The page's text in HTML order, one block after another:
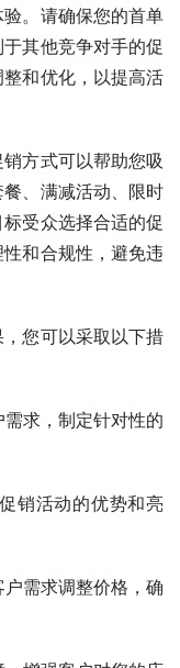
。请确保您的首单
其他竞争对手的促
和优化，以提高活
方式可以帮助您吸
、满减活动、限时
受众选择合适的促
和合规性，避免违
您可以采取以下措
求，制定针对性的
销活动的优势和亮
需求调整价格，确